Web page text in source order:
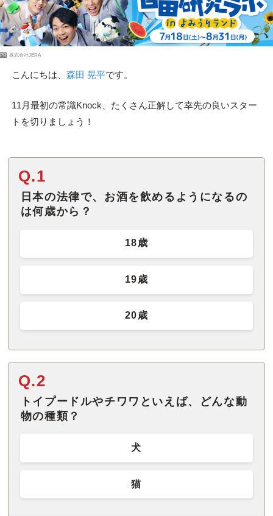
PR 株式会社JERA
こんにちは、 森田 晃平です。
11月最初の常識Knock、たくさん正解して幸先の良いスター
トを切りましょう！
Q.1
日本の法律で、お酒を飲めるようになるの
は何歳から？
18歳
19歳
20歳
Q.2
トイプードルやチワワといえば、どんな動
物の種類？
犬
猫